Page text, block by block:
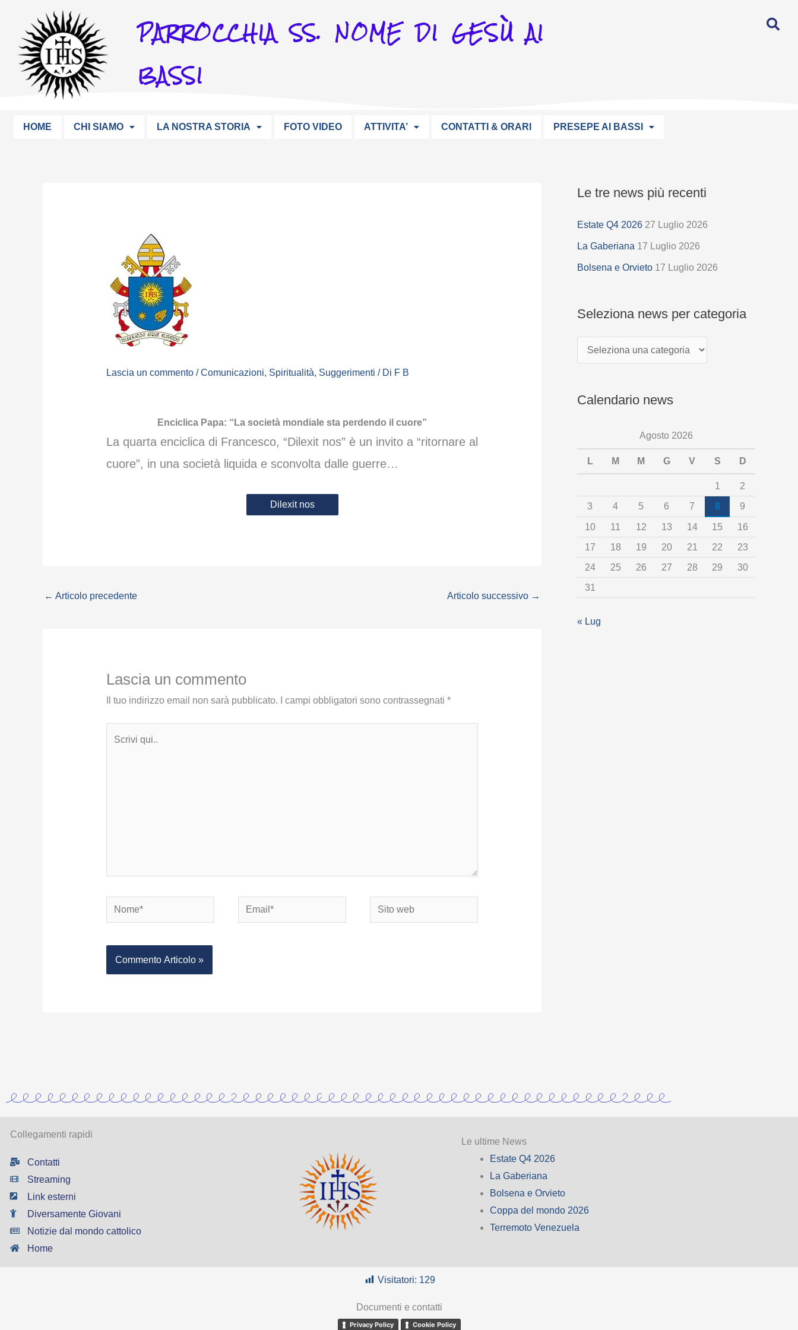
contenuto
PARROCCHIA SS. NOME DI GESÙ AI
BASSI
HOME CHI SIAMO LA NOSTRA STORIA FOTO VIDEO ATTIVITA’ CONTATTI & ORARI PRESEPE AI BASSI
Lascia un commento /Comunicazioni, Spiritualità, Suggerimenti / Di F B
Enciclica Papa: “La società mondiale sta perdendo il cuore”
La quarta enciclica di Francesco, “Dilexit nos” è un invito a “ritornare al
cuore”, in una società liquida e sconvolta dalle guerre…
Dilexit nos
← Articolo precedente Articolo successivo →
Lascia un commento
Il tuo indirizzo email non sarà pubblicato. I campi obbligatori sono contrassegnati *
Nome* Email*
Sito
web
Le tre news più recenti
Estate Q4 2026 27 Luglio 2026
La Gaberiana 17 Luglio 2026
Bolsena e Orvieto 17 Luglio 2026
Seleziona news per categoria
S
l
e
z
n
w
r
c
a
Calendario news
Agosto 2026
L M M G V S D
1
2
3
4 5 6 7 8 9
10 11 12 13 14 15
16
17
18 19 20 21 22
23
24
25 26 27 28 29
30
31
« Lug
Collegamenti rapidi
Contatti
Streaming
Link esterni
Diversamente Giovani
Notizie dal mondo cattolico
Home
Le ultime News
Estate Q4 2026
La Gaberiana
Bolsena e Orvieto
Coppa del mondo 2026
Terremoto Venezuela
Visitatori: 129
Documenti e contatti
Privacy Policy Cookie Policy